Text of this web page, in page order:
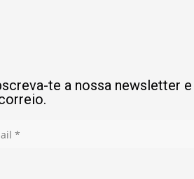
te a nossa newsletter